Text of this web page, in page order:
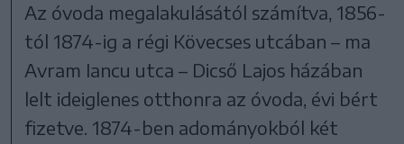
Az óvoda megalakulásától számítva, 1856-
tól 1874-ig a régi Kövecses utcában – ma
Avram Iancu utca – Dicső Lajos házában
lelt ideiglenes otthonra az óvoda, évi bért
fizetve. 1874-ben adományokból két